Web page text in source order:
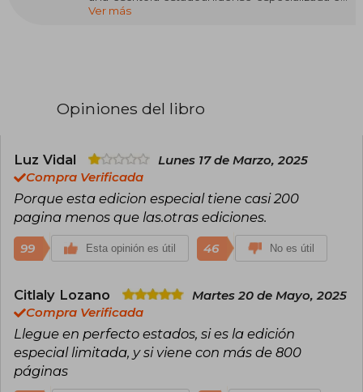
fantasía romántica y romance contemporáneo.
ambientada en una academia militar con
Rebecca Yarros ha sido reconocida con
premios como el Goodreads Choice Award y el
British Book Award al Libro del Año Pageturner,
y su obra será adaptada a televisión.
Ver más
Opiniones del libro
Luz Vidal
Lunes 17 de Marzo, 2025
Compra Verificada
Porque esta edicion especial tiene casi 200
pagina menos que las.otras ediciones.
99 Esta opinión es útil 46 No es útil
Citlaly Lozano
Martes 20 de Mayo, 2025
Compra Verificada
Llegue en perfecto estados, si es la edición
especial limitada, y si viene con más de 800
páginas